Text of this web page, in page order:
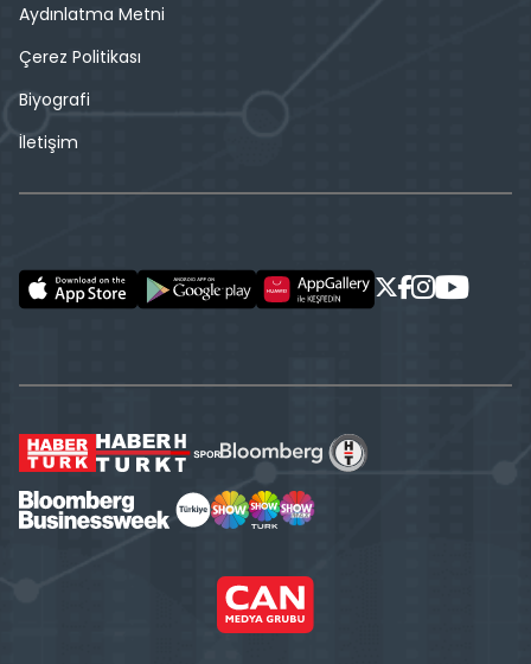
Aydınlatma Metni
Çerez Politikası
Biyografi
İletişim